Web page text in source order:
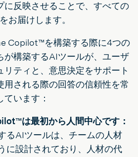
に反映させることで、すべての
お届けします。
Copilot™を構築する際に4つの
が構築するAIツールが、ユーザ
リティと、意思決定をサポート
用される際の回答の信頼性を常
います：
は最初から人間中心です：
るAIツールは、チームの人材
に設計されており、人材の代